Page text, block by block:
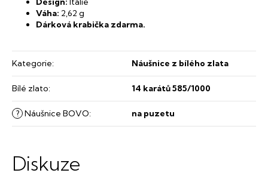
Váha: ​2,62 g
Dárková krabička zdarma.
Kategorie: Náušnice z bílého zlata
Bílé zlato: 14 karátů 585/1000
? Náušnice BOVO: na puzetu
Diskuze